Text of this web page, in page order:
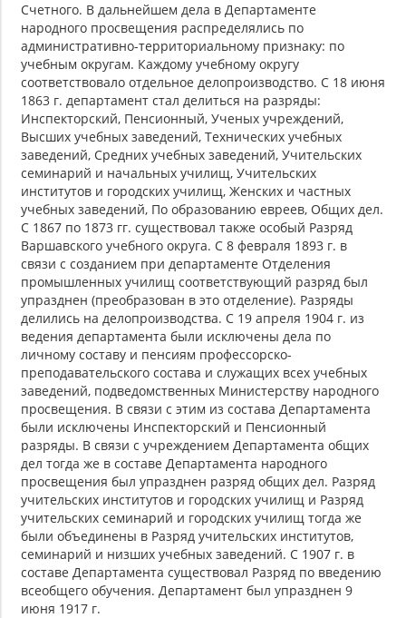
Счетного. В дальнейшем дела в Департаменте
народного просвещения распределялись по
административно-территориальному признаку: по
учебным округам. Каждому учебному округу
соответствовало отдельное делопроизводство. С 18 июня
1863 г. департамент стал делиться на разряды:
Инспекторский, Пенсионный, Ученых учреждений,
Высших учебных заведений, Технических учебных
заведений, Средних учебных заведений, Учительских
семинарий и начальных училищ, Учительских
институтов и городских училищ, Женских и частных
учебных заведений, По образованию евреев, Общих дел.
С 1867 по 1873 гг. существовал также особый Разряд
Варшавского учебного округа. С 8 февраля 1893 г. в
связи с созданием при департаменте Отделения
промышленных училищ соответствующий разряд был
упразднен (преобразован в это отделение). Разряды
делились на делопроизводства. С 19 апреля 1904 г. из
ведения департамента были исключены дела по
личному составу и пенсиям профессорско-
преподавательского состава и служащих всех учебных
заведений, подведомственных Министерству народного
просвещения. В связи с этим из состава Департамента
были исключены Инспекторский и Пенсионный
разряды. В связи с учреждением Департамента общих
дел тогда же в составе Департамента народного
просвещения был упразднен разряд общих дел. Разряд
учительских институтов и городских училищ и Разряд
учительских семинарий и городских училищ тогда же
были объединены в Разряд учительских институтов,
семинарий и низших учебных заведений. С 1907 г. в
составе Департамента существовал Разряд по введению
всеобщего обучения. Департамент был упразднен 9
июня 1917 г.